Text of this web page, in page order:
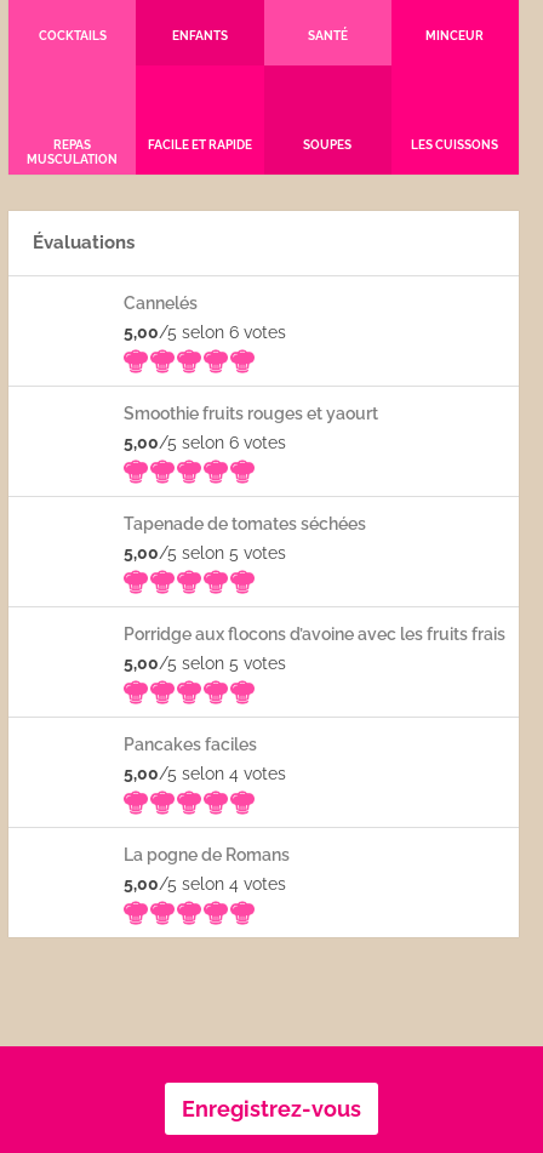
COCKTAILS ENFANTS SANTÉ MINCEUR
REPAS
MUSCULATION
FACILE ET RAPIDE SOUPES LES CUISSONS
Évaluations
Cannelés
5,00/5 selon 6votes
Smoothie fruits rouges et yaourt
5,00/5 selon 6votes
Tapenade de tomates séchées
5,00/5 selon 5votes
Porridge aux flocons d’avoine avec les fruits frais
5,00/5 selon 5votes
Pancakes faciles
5,00/5 selon 4votes
La pogne de Romans
5,00/5 selon 4votes
Enregistrez-vous